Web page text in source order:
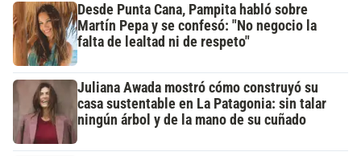
Desde Punta Cana, Pampita habló sobre
Martín Pepa y se confesó: "No negocio la
falta de lealtad ni de respeto"
Juliana Awada mostró cómo construyó su
casa sustentable en La Patagonia: sin talar
ningún árbol y de la mano de su cuñado